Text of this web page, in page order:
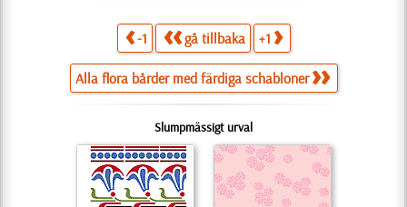
-1 gå tillbaka +1
Alla flora bårder med färdiga schabloner
Slumpmässigt urval